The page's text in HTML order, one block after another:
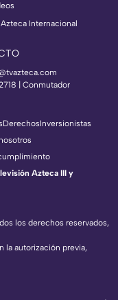
Internacional
| Conmutador
los derechos reservados,
la autorización previa,
DerechosInversionistas
Azteca III y